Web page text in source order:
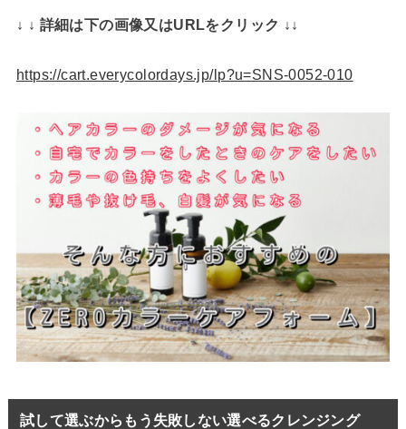
↓ ↓ 詳細は下の画像又はURLをクリック ↓↓
https://cart.everycolordays.jp/lp?u=SNS-0052-010
試して選ぶからもう失敗しない選べるクレンジング